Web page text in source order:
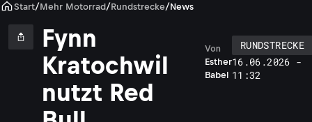
Start/Mehr Motorrad/Rundstrecke/News
Fynn
Kratochwil
nutzt Red
Esther
Babel
Von
RUNDSTRECKE
16.06.2026 -
11:32